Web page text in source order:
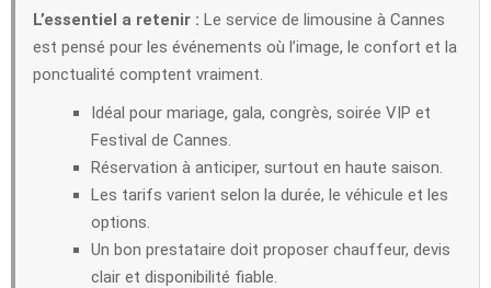
L’essentiel a retenir : Le service de limousine à Cannes
est pensé pour les événements où l’image, le confort et la
ponctualité comptent vraiment.
Idéal pour mariage, gala, congrès, soirée VIP et
Festival de Cannes.
Réservation à anticiper, surtout en haute saison.
Les tarifs varient selon la durée, le véhicule et les
options.
Un bon prestataire doit proposer chauffeur, devis
clair et disponibilité fiable.